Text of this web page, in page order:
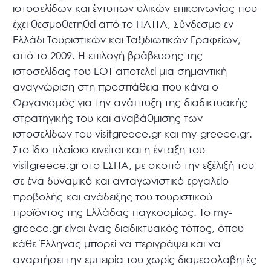
ιστοσελίδων και έντυπων υλικών επικοινωνίας που
έχει θεσμοθετηθεί από το ΗΑΤΤΑ, Σύνδεσμο εν
Ελλάδι Τουριστικών και Ταξιδιωτικών Γραφείων,
από το 2009. Η επιλογή βράβευσης της
ιστοσελίδας του ΕΟΤ αποτελεί μια σημαντική
αναγνώριση στη προσπάθεια που κάνει ο
Οργανισμός για την ανάπτυξη της διαδικτυακής
στρατηγικής του και αναβάθμισης των
ιστοσελίδων του visitgreece.gr και my-greece.gr.
Στο ίδιο πλαίσιο κινείται και η ένταξη του
visitgreece.gr στο ΕΣΠΑ, με σκοπό την εξέλιξή του
σε ένα δυναμικό και ανταγωνιστικό εργαλείο
προβολής και ανάδειξης του τουριστικού
προϊόντος της Ελλάδας παγκοσμίως. Το my-
greece.gr είναι ένας διαδικτυακός τόπος, όπου
κάθε Έλληνας μπορεί να περιγράψει και να
αναρτήσει την εμπειρία του χωρίς διαμεσολαβητές